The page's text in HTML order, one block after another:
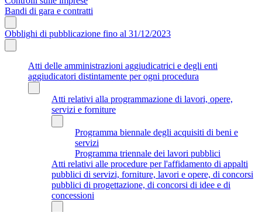
Bandi di gara e contratti
Obblighi di pubblicazione fino al 31/12/2023
Atti delle amministrazioni aggiudicatrici e degli enti
aggiudicatori distintamente per ogni procedura
Atti relativi alla programmazione di lavori, opere,
servizi e forniture
Programma biennale degli acquisiti di beni e
servizi
Programma triennale dei lavori pubblici
Atti relativi alle procedure per l'affidamento di appalti
pubblici di servizi, forniture, lavori e opere, di concorsi
pubblici di progettazione, di concorsi di idee e di
concessioni